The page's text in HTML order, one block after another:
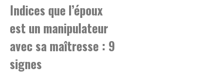
Indices que l’époux
est un manipulateur
avec sa maîtresse : 9
signes